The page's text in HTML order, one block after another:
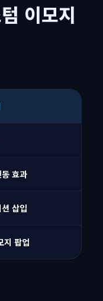
이모지
효과
삽입
지 팝업